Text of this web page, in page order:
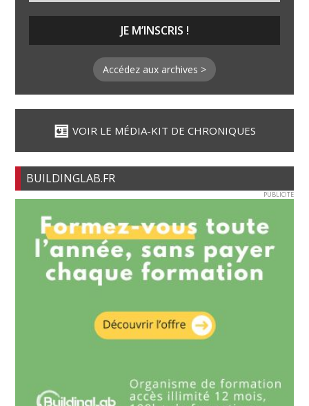
Accédez aux archives >
VOIR LE MÉDIA-KIT DE CHRONIQUES
BUILDINGLAB.FR
PUBLICITE